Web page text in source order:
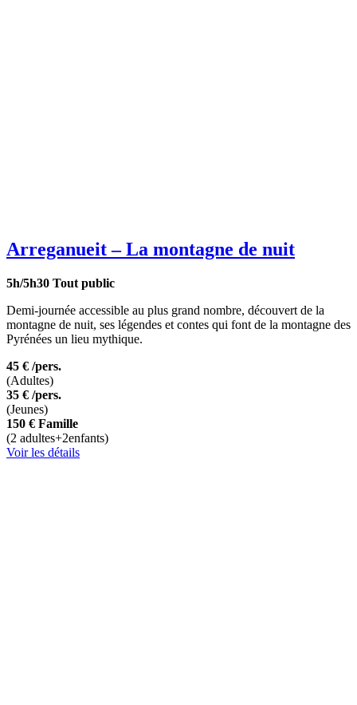
Arreganueit – La montagne de nuit
5h/5h30 Tout public
Demi-journée accessible au plus grand nombre, découvert de la
montagne de nuit, ses légendes et contes qui font de la montagne des
Pyrénées un lieu mythique.
45 € /pers.
(Adultes)
35 € /pers.
(Jeunes)
150 € Famille
(2 adultes+2enfants)
Voir les détails